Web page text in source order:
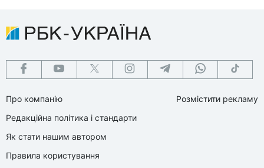
Про компанію
Редакційна політика і стандарти
Як стати нашим автором
Правила користування
Розмістити рекламу